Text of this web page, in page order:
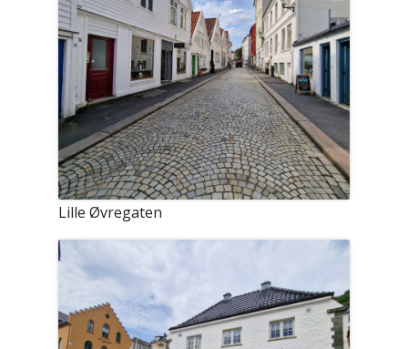
Lille Øvregaten